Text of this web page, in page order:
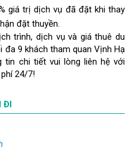
giá trị dịch vụ đã đặt khi thay
đặt thuyền.
trình, dịch vụ và giá thuê du
9 khách tham quan Vịnh Hạ
tin chi tiết vui lòng liên hệ với
24/7!
ĐI